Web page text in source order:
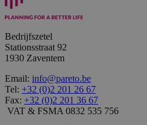
Bedrijfszetel
Stationsstraat 92
1930 Zaventem
Email: info@pareto.be
Tel: +32 (0)2 201 26 67
Fax: +32 (0)2 201 36 67
VAT & FSMA 0832 535 756